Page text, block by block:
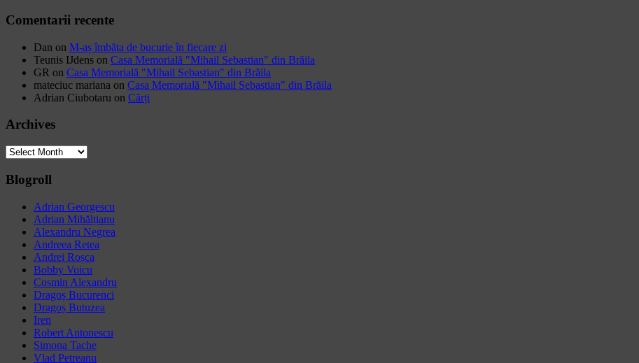
Comentarii recente
Dan on M-aș îmbăta de bucurie în fiecare zi
Teunis IJdens on Casa Memorială "Mihail Sebastian" din Brăila
GR on Casa Memorială "Mihail Sebastian" din Brăila
mateciuc mariana on Casa Memorială "Mihail Sebastian" din Brăila
Adrian Ciubotaru on Cărți
Archives
Archives
Blogroll
Adrian Georgescu
Adrian Mihălțianu
Alexandru Negrea
Andreea Retea
Andrei Roșca
Bobby Voicu
Cosmin Alexandru
Dragoș Bucurenci
Dragoș Butuzea
Iren
Robert Antonescu
Simona Tache
Vlad Petreanu